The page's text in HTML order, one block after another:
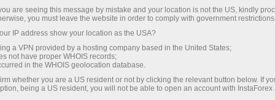
are seeing this message by mistake and your location is not the US, kindly
you must leave the website in order to comply with government
IP address show your location as the USA?
a VPN provided by a hosting company based in the United States;
not have proper WHOIS records;
in the WHOIS geolocation database.
whether you are a US resident or not by clicking the relevant button below. If
being a US resident, you will not be able to open an account with InstaForex